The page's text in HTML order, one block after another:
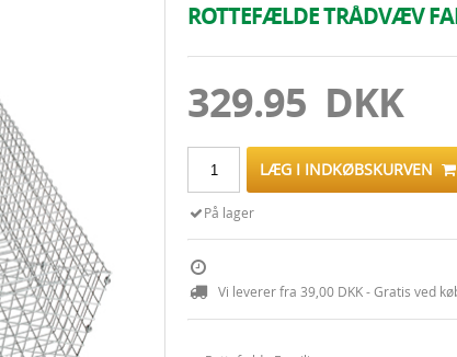
ROTTEFÆLDE TRÅDVÆV
329.95 DKK
LÆG I INDKØBSKURVEN
På lager
Vi leverer fra 39,00 DKK - Gratis ved